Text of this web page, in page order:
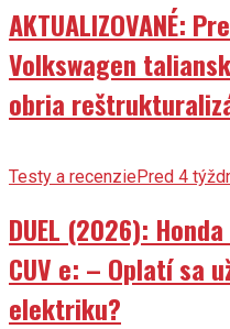
AKTUALIZOVANÉ:
Volkswagen
obria
Testy a recenziePred 4
DUEL (2026):
CUV e: – Oplatí sa
elektriku?